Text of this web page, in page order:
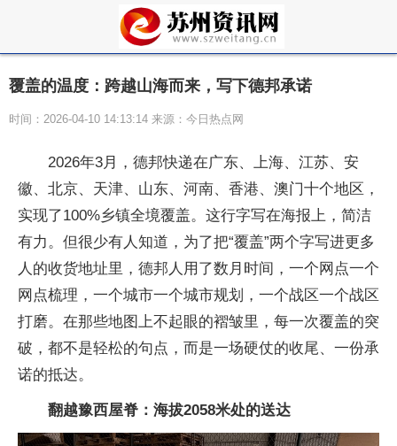
覆盖的温度：跨越山海而来，写下德邦承诺
时间：2026-04-10 14:13:14 来源：今日热点网
2026年3月，德邦快递在广东、上海、江苏、安
徽、北京、天津、山东、河南、香港、澳门十个地区，
实现了100%乡镇全境覆盖。这行字写在海报上，简洁
有力。但很少有人知道，为了把“覆盖”两个字写进更多
人的收货地址里，德邦人用了数月时间，一个网点一个
网点梳理，一个城市一个城市规划，一个战区一个战区
打磨。在那些地图上不起眼的褶皱里，每一次覆盖的突
破，都不是轻松的句点，而是一场硬仗的收尾、一份承
诺的抵达。
翻越豫西屋脊：海拔2058米处的送达